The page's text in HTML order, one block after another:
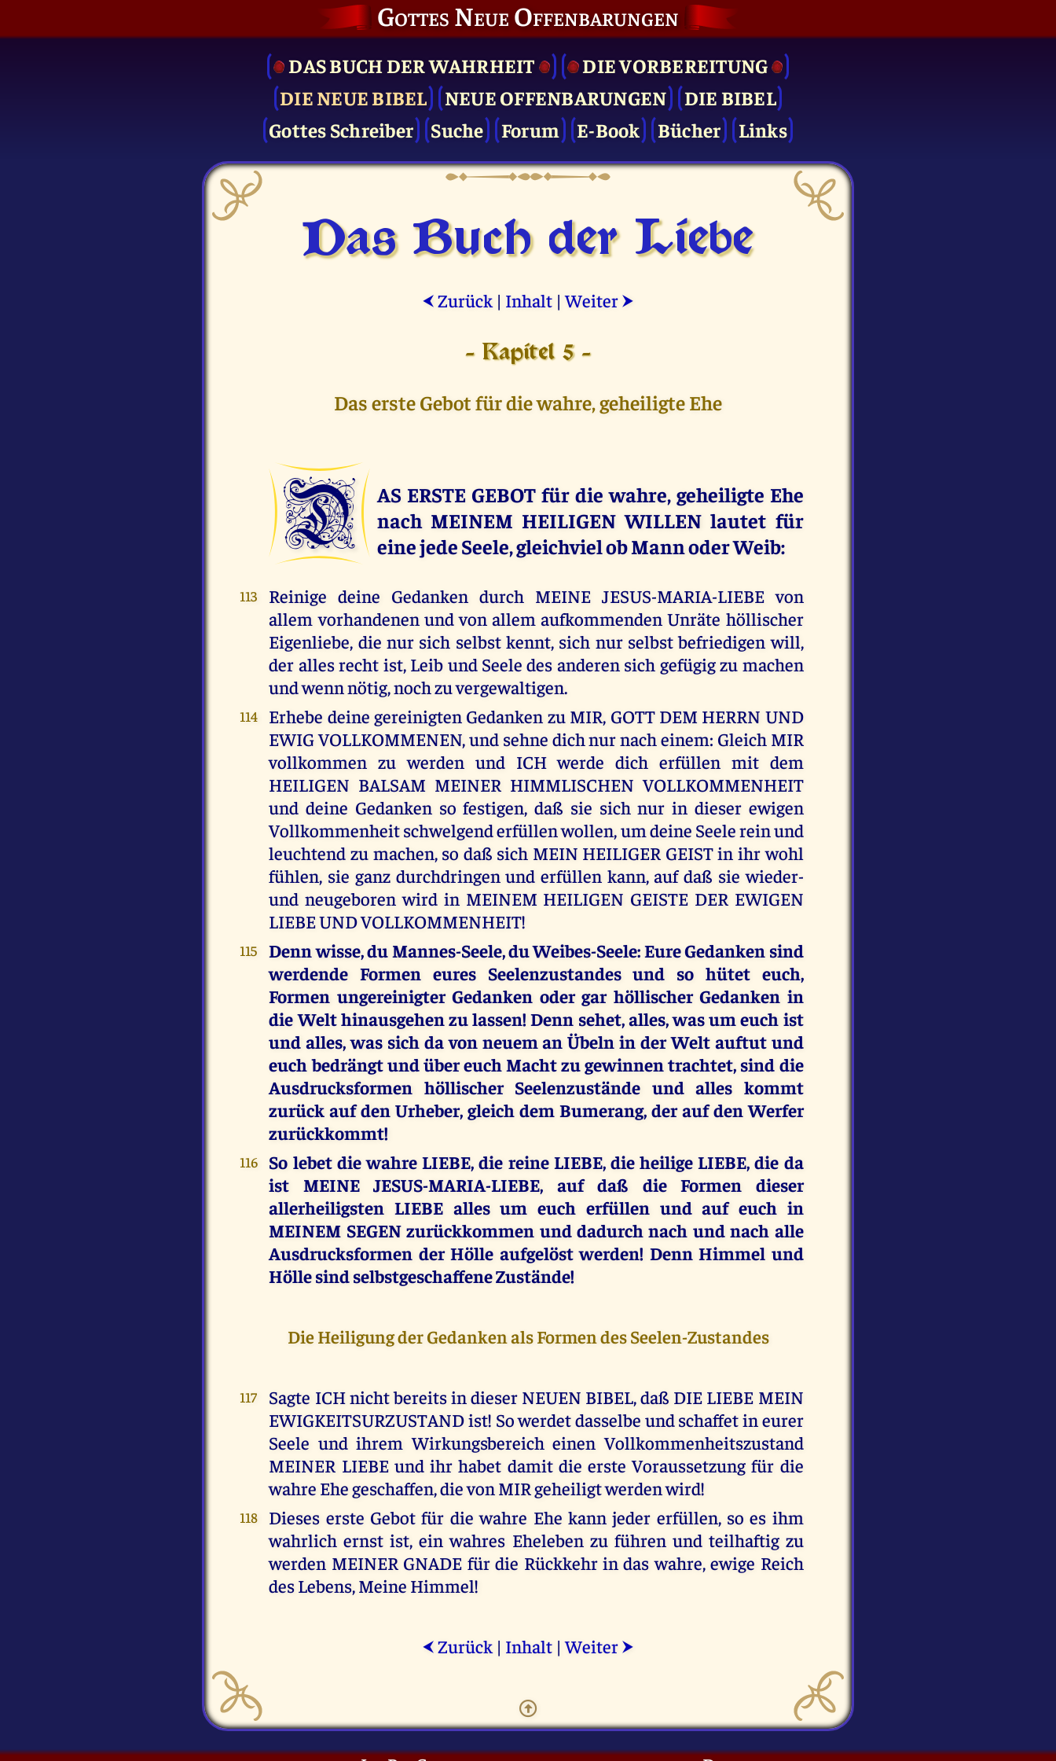
Gottes Neue Offenbarungen
DAS BUCH DER WAHRHEIT
DIE VOR­BEREITUNG
DIE NEUE BIBEL
NEUE OFFENBARUNGEN
DIE BIBEL
Gottes Schreiber
Suche Forum E-Book Bücher Links
Das Buch der Liebe
⮜ Zurück | Inhalt |Weiter ⮞
- Kapitel 5 -
Das erste Gebot für die wahre, geheiligte Ehe
D
AS ERSTE GEBOT für die wahre, geheiligte Ehe
nach MEINEM HEILIGEN WILLEN lautet für
eine jede Seele, gleichviel ob Mann oder Weib:
113
Reinige deine Gedanken durch MEINE JESUS-MARIA-LIEBE von
allem vorhandenen und von allem aufkommenden Unräte höllischer
Eigenliebe, die nur sich selbst kennt, sich nur selbst befriedigen will,
der alles recht ist, Leib und Seele des anderen sich gefügig zu machen
und wenn nötig, noch zu vergewaltigen.
114
Erhebe deine gereinigten Gedanken zu MIR, GOTT DEM HERRN UND
EWIG VOLLKOMMENEN, und sehne dich nur nach einem: Gleich MIR
vollkommen zu werden und ICH werde dich erfüllen mit dem
HEILIGEN BALSAM MEINER HIMMLISCHEN VOLLKOMMENHEIT
und deine Gedanken so festigen, daß sie sich nur in dieser ewigen
Vollkommenheit schwelgend erfüllen wollen, um deine Seele rein und
leuchtend zu machen, so daß sich MEIN HEILIGER GEIST in ihr wohl
fühlen, sie ganz durchdringen und erfüllen kann, auf daß sie wieder-
und neugeboren wird in MEINEM HEILIGEN GEISTE DER EWIGEN
LIEBE UND VOLLKOMMENHEIT!
115
Denn wisse, du Mannes-Seele, du Weibes-Seele: Eure Gedanken sind
werdende Formen eures Seelenzustandes und so hütet euch,
Formen ungereinigter Gedanken oder gar höllischer Gedanken in
die Welt hinausgehen zu lassen! Denn sehet, alles, was um euch ist
und alles, was sich da von neuem an Übeln in der Welt auftut und
euch bedrängt und über euch Macht zu gewinnen trachtet, sind die
Ausdrucksformen höllischer Seelenzustände und alles kommt
zurück auf den Urheber, gleich dem Bumerang, der auf den Werfer
zurückkommt!
116
So lebet die wahre LIEBE, die reine LIEBE, die heilige LIEBE, die da
ist MEINE JESUS-MARIA-LIEBE, auf daß die Formen dieser
allerheiligsten LIEBE alles um euch erfüllen und auf euch in
MEINEM SEGEN zurückkommen und dadurch nach und nach alle
Ausdrucksformen der Hölle aufgelöst werden! Denn Himmel und
Hölle sind selbstgeschaffene Zustände!
Die Heiligung der Gedanken als Formen des Seelen-Zustandes
117
Sagte ICH nicht bereits in dieser NEUEN BIBEL, daß DIE LIEBE MEIN
EWIGKEITSURZUSTAND ist! So werdet dasselbe und schaffet in eurer
Seele und ihrem Wirkungsbereich einen Vollkommenheitszustand
MEINER LIEBE und ihr habet damit die erste Voraussetzung für die
wahre Ehe geschaffen, die von MIR geheiligt werden wird!
118
Dieses erste Gebot für die wahre Ehe kann jeder erfüllen, so es ihm
wahrlich ernst ist, ein wahres Eheleben zu führen und teilhaftig zu
werden MEINER GNADE für die Rückkehr in das wahre, ewige Reich
des Lebens, Meine Himmel!
⮜ Zurück | Inhalt |Weiter ⮞